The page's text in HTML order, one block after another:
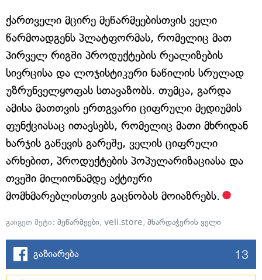
ქართველი მცირე მეწარმეებისთვის ველი
წარმოადგენს პლატფორმას, რომელიც მათ
პირველ რიგში პროდუქტების რეალიზების
სივრცისა და ლოჯისტიკური ნაწილის სრულად
უზრუნველყოფას სთავაზობს. თუმცა, გარდა
ამისა მათთვის ერთგვარი ციფრული მედიუმის
ფუნქციასაც ითავსებს, რომელიც მათი მხრიდან
ხარჯის გაწევის გარეშე, ველის ციფრული
არხებით, პროდუქტების პოპულარიზაციასა და
თვეში მილიონამდე აქტიური
მომხმარებლისთვის გაცნობას მოიაზრებს.
გაიგეთ მეტი: მეწარმეები, veli.store, მხარდაჭერის ველი
გაზიარება 13